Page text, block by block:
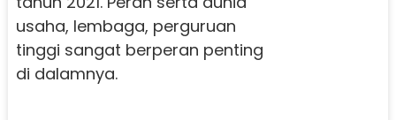
usaha, lembaga, perguruan
tinggi sangat berperan penting
di dalamnya.